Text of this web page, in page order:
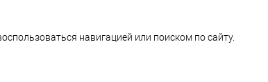
навигацией или поиском по сайту.